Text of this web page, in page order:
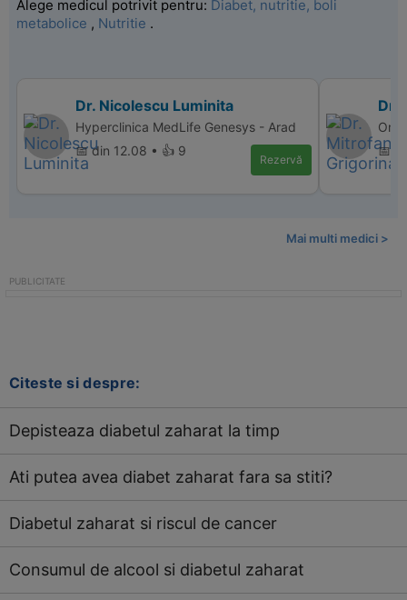
Alege medicul potrivit pentru: Diabet, nutritie, boli
metabolice , Nutritie .
Dr. Nicolescu Luminita
Hyperclinica MedLife Genesys - Arad
📅 din 12.08 • 👍 9
Rezervă
Dr.
📅
Mai multi medici >
Citeste si despre:
Depisteaza diabetul zaharat la timp
Ati putea avea diabet zaharat fara sa stiti?
Diabetul zaharat si riscul de cancer
Consumul de alcool si diabetul zaharat